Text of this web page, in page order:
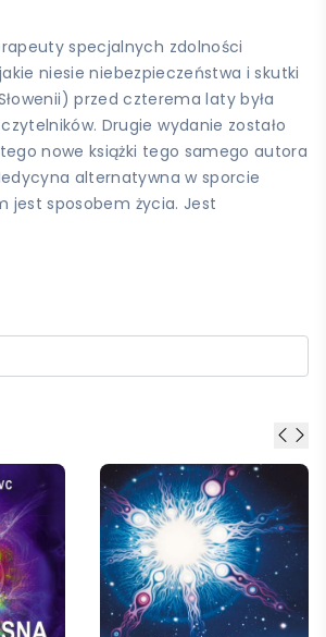
specjalnych zdolności
niesie niebezpieczeństwa i skutki
przed czterema laty była
Drugie wydanie zostało
nowe książki tego samego autora
alternatywna w sporcie
jest sposobem życia. Jest